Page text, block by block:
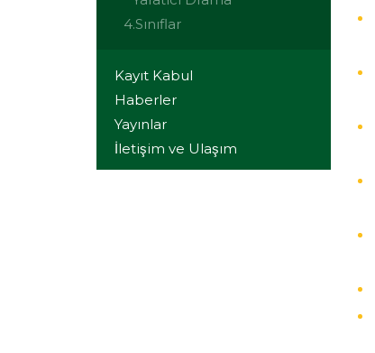
4.Sınıflar
Kayıt Kabul
Haberler
Yayınlar
İletişim ve Ulaşım